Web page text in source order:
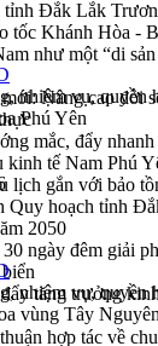
Đắk Lắk
tốc Khánh Hòa -
như một “di
Nâng cao đời
mắc, đẩy
tế Nam Phú
lịch gắn với bảo
Quy hoạch tỉnh
2050
ngày đêm giải
tăng trưởng
hợp tác về
nhiệm vụ, quyền
Phú Yên
nhiệm vụ, quyền
vùng Tây Nguyên